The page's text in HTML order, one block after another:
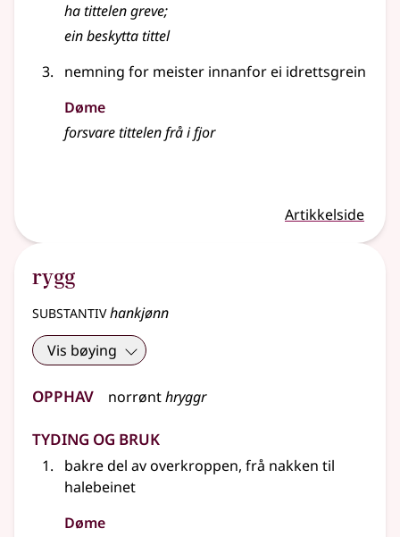
ha tittelen greve;
ein beskytta tittel
nemning for meister innanfor ei idrettsgrein
Døme
forsvare tittelen frå i fjor
Artikkelside
rygg
substantivhankjønn
Vis bøying
Opphav norrønthryggr
Tyding og bruk
bakre del av overkroppen, frå nakken til
halebeinet
Døme